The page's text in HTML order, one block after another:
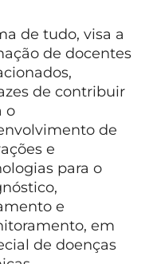
de tudo, visa a
de docentes
de contribuir
o
de
e
para o
e
em
de doenças